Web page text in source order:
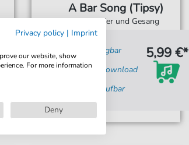
€*
A Bar Song (Tipsy)
Für: Klavier und Gesang
Sofort verfügbar
Sofortiger Download
Jederzeit abrufbar
5,99 €*
Privacy policy | Imprint
our website, show
For more information
Deny